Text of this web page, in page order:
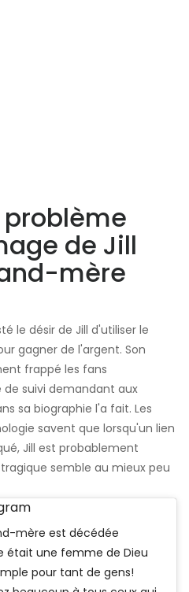
de Jill
mère
le désir de Jill d'utiliser le
gagner de l'argent. Son
frappé les fans
suivi demandant aux
sa biographie l'a fait. Les
savent que lorsqu'un lien
Jill est probablement
semble au mieux peu
mère est décédée
était une femme de Dieu
pour tant de gens!